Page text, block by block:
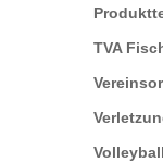
TVA